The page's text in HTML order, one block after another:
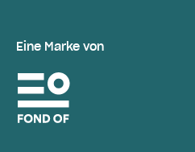
Eine Marke von